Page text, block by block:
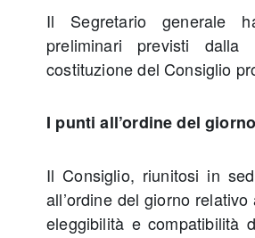
Il Segretario generale
preliminari previsti
costituzione del Consiglio
I punti all’ordine del giorno
Il Consiglio, riunitosi in
all’ordine del giorno
eleggibilità e compatibilità